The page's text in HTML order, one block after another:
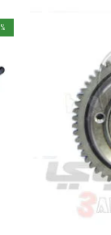
% خصم